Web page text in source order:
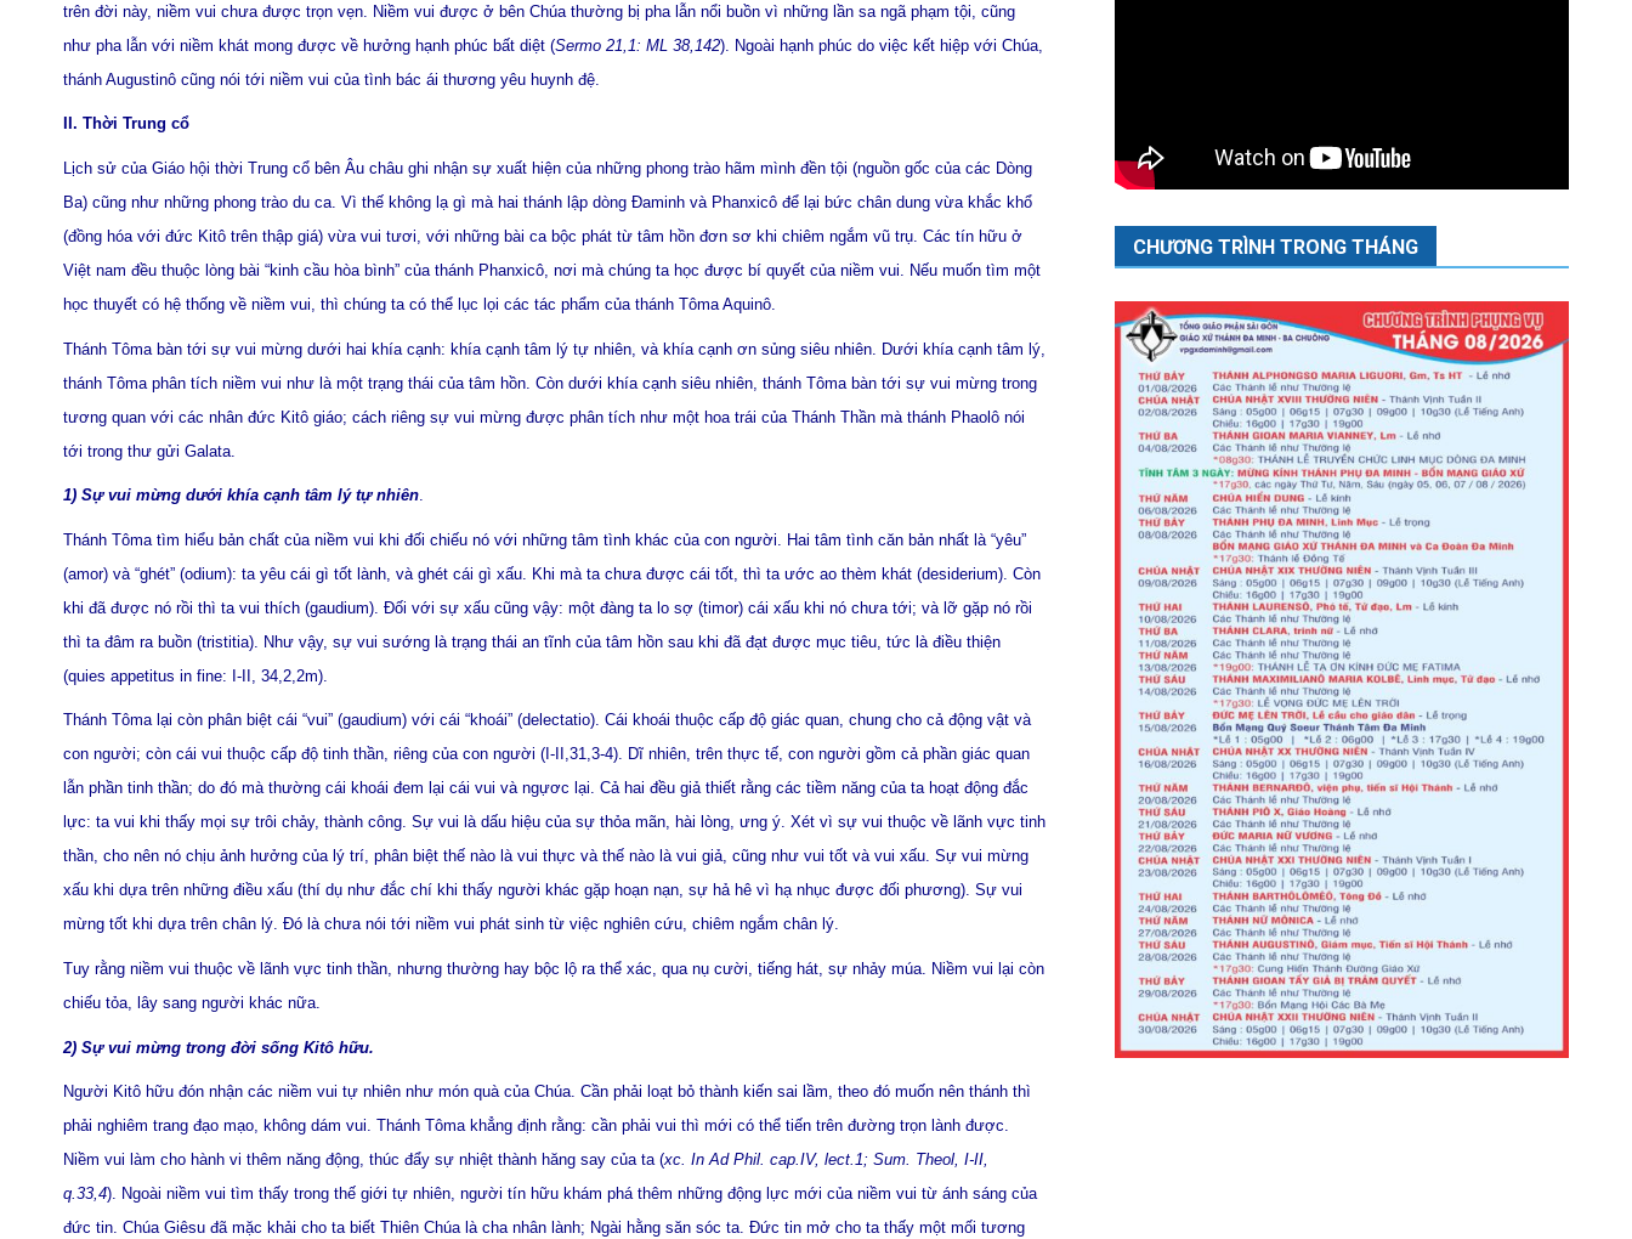
trên đời này, niềm vui chưa được trọn vẹn. Niềm vui được ở bên Chúa thường bị pha lẫn nổi buồn vì những lần sa ngã phạm tội, cũng
như pha lẫn với niềm khát mong được về hưởng hạnh phúc bất diệt (Sermo 21,1: ML 38,142). Ngoài hạnh phúc do việc kết hiệp với Chúa,
thánh Augustinô cũng nói tới niềm vui của tình bác ái thương yêu huynh đệ.
II. Thời Trung cổ
Lịch sử của Giáo hội thời Trung cổ bên Âu châu ghi nhận sự xuất hiện của những phong trào hãm mình đền tội (nguồn gốc của các Dòng
Ba) cũng như những phong trào du ca. Vì thế không lạ gì mà hai thánh lập dòng Đaminh và Phanxicô để lại bức chân dung vừa khắc khổ
(đồng hóa với đức Kitô trên thập giá) vừa vui tươi, với những bài ca bộc phát từ tâm hồn đơn sơ khi chiêm ngắm vũ trụ. Các tín hữu ở
Việt nam đều thuộc lòng bài “kinh cầu hòa bình” của thánh Phanxicô, nơi mà chúng ta học được bí quyết của niềm vui. Nếu muốn tìm một
học thuyết có hệ thống về niềm vui, thì chúng ta có thể lục lọi các tác phẩm của thánh Tôma Aquinô.
Thánh Tôma bàn tới sự vui mừng dưới hai khía cạnh: khía cạnh tâm lý tự nhiên, và khía cạnh ơn sủng siêu nhiên. Dưới khía cạnh tâm lý,
thánh Tôma phân tích niềm vui như là một trạng thái của tâm hồn. Còn dưới khía cạnh siêu nhiên, thánh Tôma bàn tới sự vui mừng trong
tương quan với các nhân đức Kitô giáo; cách riêng sự vui mừng được phân tích như một hoa trái của Thánh Thần mà thánh Phaolô nói
tới trong thư gửi Galata.
1) Sự vui mừng dưới khía cạnh tâm lý tự nhiên.
Thánh Tôma tìm hiểu bản chất của niềm vui khi đối chiếu nó với những tâm tình khác của con người. Hai tâm tình căn bản nhất là “yêu”
(amor) và “ghét” (odium): ta yêu cái gì tốt lành, và ghét cái gì xấu. Khi mà ta chưa được cái tốt, thì ta ước ao thèm khát (desiderium). Còn
khi đã được nó rồi thì ta vui thích (gaudium). Đối với sự xấu cũng vậy: một đàng ta lo sợ (timor) cái xấu khi nó chưa tới; và lỡ gặp nó rồi
thì ta đâm ra buồn (tristitia). Như vậy, sự vui sướng là trạng thái an tĩnh của tâm hồn sau khi đã đạt được mục tiêu, tức là điều thiện
(quies appetitus in fine: I-II, 34,2,2m).
Thánh Tôma lại còn phân biệt cái “vui” (gaudium) với cái “khoái” (delectatio). Cái khoái thuộc cấp độ giác quan, chung cho cả động vật và
con người; còn cái vui thuộc cấp độ tinh thần, riêng của con người (I-II,31,3-4). Dĩ nhiên, trên thực tế, con người gồm cả phần giác quan
lẫn phần tinh thần; do đó mà thường cái khoái đem lại cái vui và ngựơc lại. Cả hai đều giả thiết rằng các tiềm năng của ta hoạt động đắc
lực: ta vui khi thấy mọi sự trôi chảy, thành công. Sự vui là dấu hiệu của sự thỏa mãn, hài lòng, ưng ý. Xét vì sự vui thuộc về lãnh vực tinh
thần, cho nên nó chịu ảnh hưởng của lý trí, phân biệt thế nào là vui thực và thế nào là vui giả, cũng như vui tốt và vui xấu. Sự vui mừng
xấu khi dựa trên những điều xấu (thí dụ như đắc chí khi thấy người khác gặp hoạn nạn, sự hả hê vì hạ nhục được đối phương). Sự vui
mừng tốt khi dựa trên chân lý. Đó là chưa nói tới niềm vui phát sinh từ việc nghiên cứu, chiêm ngắm chân lý.
Tuy rằng niềm vui thuộc về lãnh vực tinh thần, nhưng thường hay bộc lộ ra thể xác, qua nụ cười, tiếng hát, sự nhảy múa. Niềm vui lại còn
chiếu tỏa, lây sang người khác nữa.
2) Sự vui mừng trong đời sống Kitô hữu.
Người Kitô hữu đón nhận các niềm vui tự nhiên như món quà của Chúa. Cần phải loạt bỏ thành kiến sai lầm, theo đó muốn nên thánh thì
phải nghiêm trang đạo mạo, không dám vui. Thánh Tôma khẳng định rằng: cần phải vui thì mới có thể tiến trên đường trọn lành được.
Niềm vui làm cho hành vi thêm năng động, thúc đẩy sự nhiệt thành hăng say của ta (xc. In Ad Phil. cap.IV, lect.1; Sum. Theol, I-II,
q.33,4). Ngoài niềm vui tìm thấy trong thế giới tự nhiên, người tín hữu khám phá thêm những động lực mới của niềm vui từ ánh sáng của
đức tin. Chúa Giêsu đã mặc khải cho ta biết Thiên Chúa là cha nhân lành; Ngài hằng săn sóc ta. Đức tin mở cho ta thấy một mối tương
CHƯƠNG TRÌNH TRONG THÁNG